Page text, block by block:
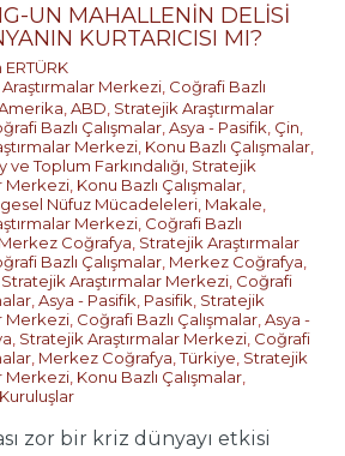
UN MAHALLENİN DELİSİ
KURTARICISI MI?
Merkezi Coğrafi Bazlı
ABD Stratejik Araştırmalar
Bazlı Çalışmalar Asya - Pasifik Çin
Merkezi Konu Bazlı Çalışmalar
ve Toplum Farkındalığı Stratejik
Merkezi Konu Bazlı Çalışmalar
Nüfuz Mücadeleleri Makale
Merkezi Coğrafi Bazlı
Merkez Coğrafya Stratejik Araştırmalar
Bazlı Çalışmalar Merkez Coğrafya
Stratejik Araştırmalar Merkezi Coğrafi
Asya - Pasifik Pasifik Stratejik
Merkezi Coğrafi Bazlı Çalışmalar Asya -
Stratejik Araştırmalar Merkezi Coğrafi
Merkez Coğrafya ,Türkiye Stratejik
Merkezi Konu Bazlı Çalışmalar
zor bir kriz dünyayı etkisi